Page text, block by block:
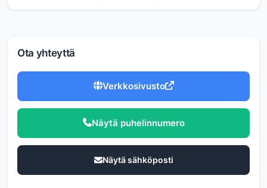
Ota yhteyttä
Verkkosivusto
Näytä puhelinnumero
Näytä sähköposti